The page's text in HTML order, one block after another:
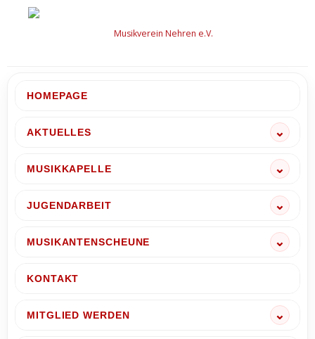
HOMEPAGE
AKTUELLES
MUSIKKAPELLE
JUGENDARBEIT
MUSIKANTENSCHEUNE
KONTAKT
MITGLIED WERDEN